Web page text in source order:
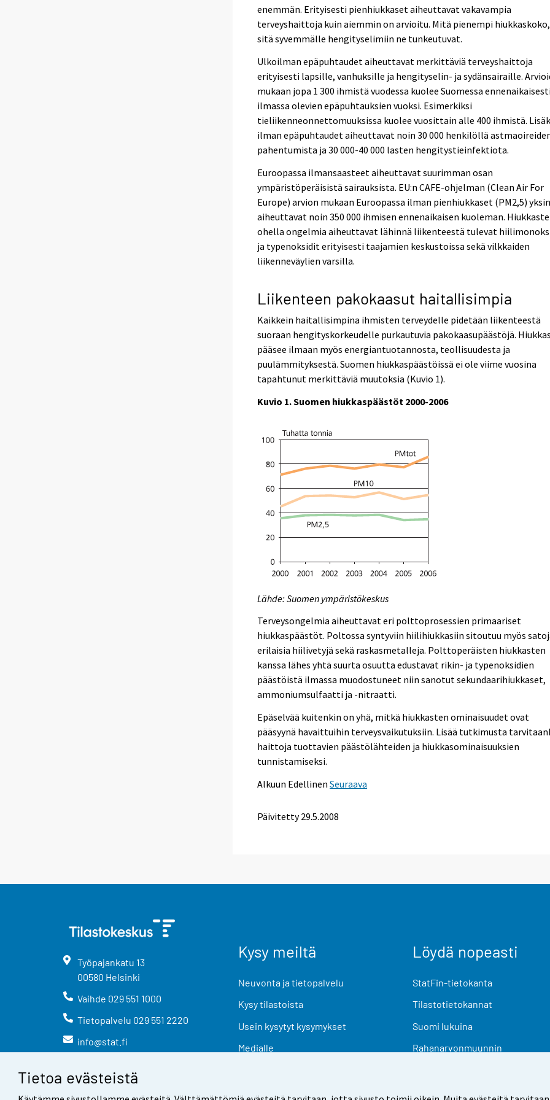
Tietoa evästeistä
enemmän. Erityisesti pienhiukkaset aiheuttavat vakavampia
terveyshaittoja kuin aiemmin on arvioitu. Mitä pienempi hiukkaskoko,
sitä syvemmälle hengityselimiin ne tunkeutuvat.
Ulkoilman epäpuhtaudet aiheuttavat merkittäviä terveyshaittoja
erityisesti lapsille, vanhuksille ja hengityselin- ja sydänsairaille.
mukaan jopa 1 300 ihmistä vuodessa kuolee Suomessa
ilmassa olevien epäpuhtauksien vuoksi. Esimerkiksi
tieliikenneonnettomuuksissa kuolee vuosittain alle 400 ihmistä.
ilman epäpuhtaudet aiheuttavat noin 30 000 henkilöllä
pahentumista ja 30 000-40 000 lasten hengitystieinfektiota.
Euroopassa ilmansaasteet aiheuttavat suurimman osan
ympäristöperäisistä sairauksista. EU:n CAFE-ohjelman (Clean Air For
Europe) arvion mukaan Euroopassa ilman pienhiukkaset (PM2,5)
aiheuttavat noin 350 000 ihmisen ennenaikaisen kuoleman.
ohella ongelmia aiheuttavat lähinnä liikenteestä tulevat
ja typenoksidit erityisesti taajamien keskustoissa sekä vilkkaiden
liikenneväylien varsilla.
Liikenteen pakokaasut haitallisimpia
Kaikkein haitallisimpina ihmisten terveydelle pidetään liikenteestä
suoraan hengityskorkeudelle purkautuvia pakokaasupäästöjä.
pääsee ilmaan myös energiantuotannosta, teollisuudesta ja
puulämmityksestä. Suomen hiukkaspäästöissä ei ole viime vuosina
tapahtunut merkittäviä muutoksia (Kuvio 1).
Kuvio 1. Suomen hiukkaspäästöt 2000-2006
Lähde: Suomen ympäristökeskus
Terveysongelmia aiheuttavat eri polttoprosessien primaariset
hiukkaspäästöt. Poltossa syntyviin hiilihiukkasiin sitoutuu myös
erilaisia hiilivetyjä sekä raskasmetalleja. Polttoperäisten hiukkasten
kanssa lähes yhtä suurta osuutta edustavat rikin- ja typenoksidien
päästöistä ilmassa muodostuneet niin sanotut sekundaarihiukkaset,
ammoniumsulfaatti ja -nitraatti.
Epäselvää kuitenkin on yhä, mitkä hiukkasten ominaisuudet ovat
pääsyynä havaittuihin terveysvaikutuksiin. Lisää tutkimusta
haittoja tuottavien päästölähteiden ja hiukkasominaisuuksien
tunnistamiseksi.
Alkuun Edellinen Seuraava
Päivitetty29.5.2008
Työpajankatu 13
00580 Helsinki
Vaihde 029 551 1000
Tietopalvelu 029 551 2220
info@stat.fi
Kysy meiltä
Neuvonta ja tietopalvelu
Kysy tilastoista
Usein kysytyt kysymykset
Medialle
Löydä nopeasti
StatFin-tietokanta
Tilastotietokannat
Suomi lukuina
Rahanarvonmuunnin